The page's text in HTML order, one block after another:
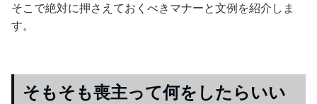
そこで絶対に押さえておくべきマナーと文例を紹介しま
す。
そもそも喪主って何をしたらいい